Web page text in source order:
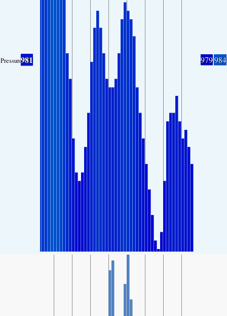
Pressure981 979984